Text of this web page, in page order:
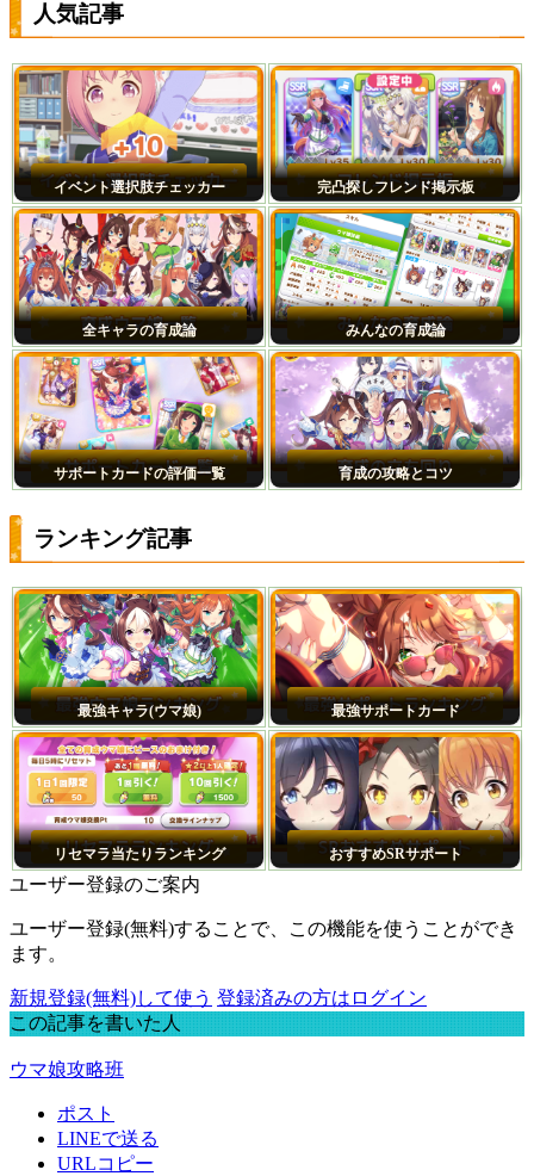
人気記事
イベント選択肢チェッカー 完凸探しフレンド掲示板
全キャラの育成論 みんなの育成論
サポートカードの評価一覧 育成の攻略とコツ
ランキング記事
最強キャラ(ウマ娘) 最強サポートカード
リセマラ当たりランキング おすすめSRサポート
ユーザー登録のご案内
ユーザー登録(無料)することで、この機能を使うことができ
ます。
新規登録(無料)して使う 登録済みの方はログイン
この記事を書いた人
ウマ娘攻略班
ポスト
LINEで送る
URLコピー